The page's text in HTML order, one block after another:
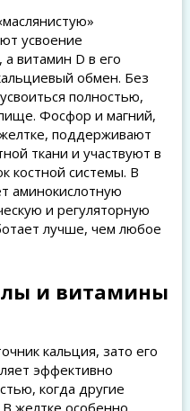
усвоение
витамин D в его
обмен. Без
полностью,
Фосфор и магний,
поддерживают
ткани и участвуют в
костной системы. В
аминокислотную
и регуляторную
лучше, чем любое
и витамины
кальция, зато его
эффективно
когда другие
желтке особенно